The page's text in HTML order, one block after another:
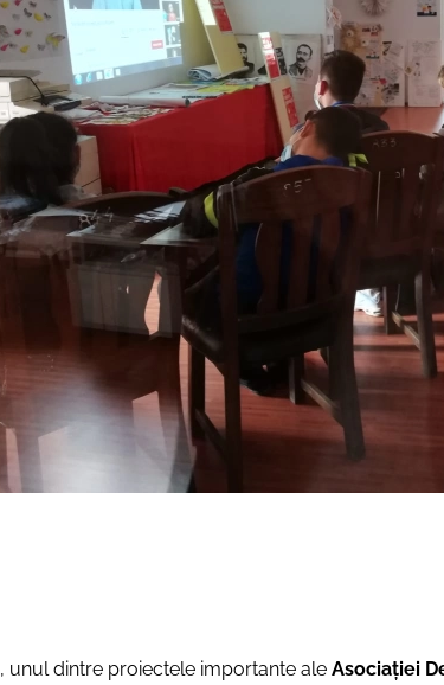
, unul dintre proiectele importante aleAsociației